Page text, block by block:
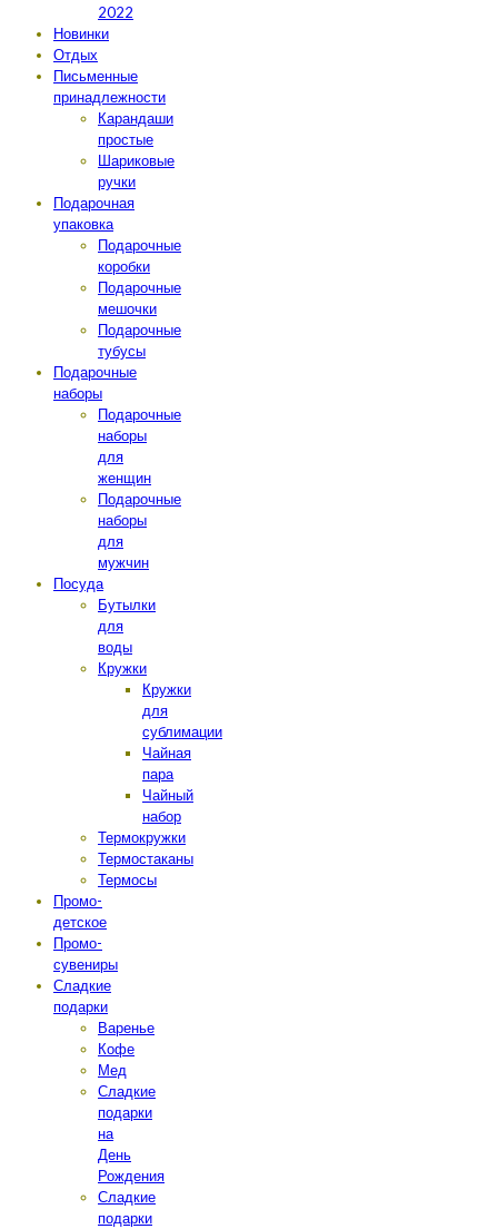
2022
Новинки
Отдых
Письменные
принадлежности
Карандаши
простые
Шариковые
ручки
Подарочная
упаковка
Подарочные
коробки
Подарочные
мешочки
Подарочные
тубусы
Подарочные
наборы
Подарочные
наборы
для
женщин
Подарочные
наборы
для
мужчин
Посуда
Бутылки
для
воды
Кружки
Кружки
для
сублимации
Чайная
пара
Чайный
набор
Термокружки
Термостаканы
Термосы
Промо-
детское
Промо-
сувениры
Сладкие
подарки
Варенье
Кофе
Мед
Сладкие
подарки
на
День
Рождения
Сладкие
подарки